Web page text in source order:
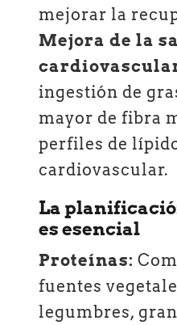
mejorar la
Mejora de la
ingestión de
mayor de fibra
perfiles de
cardiovascular.
La
es esencial
Proteínas:
fuentes
legumbres,